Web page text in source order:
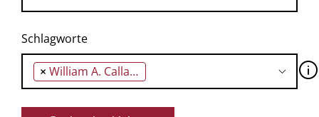
Schlagworte
× William A. Callahan 🛈